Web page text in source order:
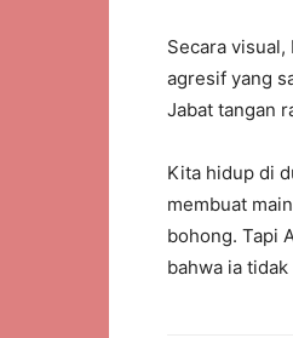
Secara
agresif yang
Jabat tangan
Kita hidup di
membuat
bohong. Tapi
bahwa ia